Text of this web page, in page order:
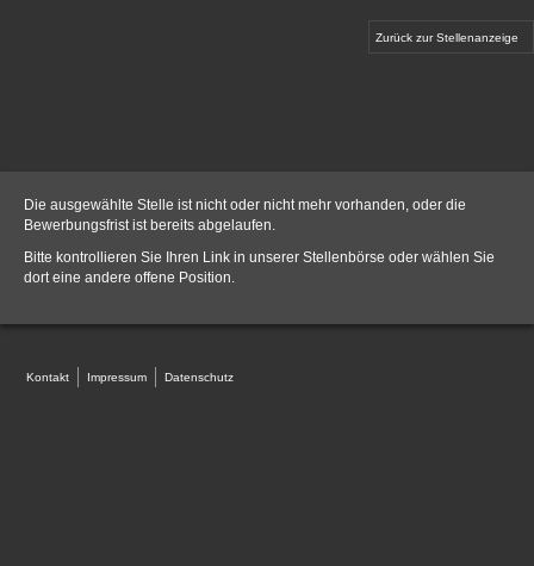
Zurück zur Stellenanzeige
Die ausgewählte Stelle ist nicht oder nicht mehr vorhanden, oder die
Bewerbungsfrist ist bereits abgelaufen.
Bitte kontrollieren Sie Ihren Link in unserer Stellenbörse oder wählen Sie
dort eine andere offene Position.
Kontakt Impressum Datenschutz